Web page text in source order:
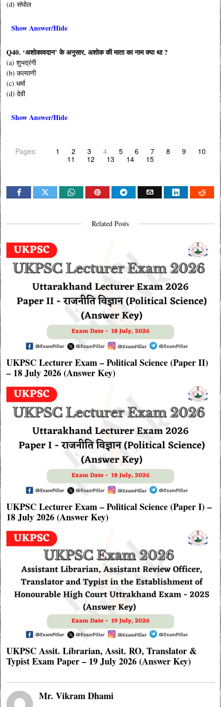
(d) संघोल
Show Answer/Hide
Q40. ‘अशोकावदान’ के अनुसार, अशोक की माता का नाम क्या था ?
(a) शुभद्रंगी
(b) कल्याणी
(c) धर्मा
(d) देवी
Show Answer/Hide
Pages: 1 2 3 4 5 6 7 8 9
10
11
12 13 14 15
Related Posts
UKPSC Lecturer Exam – Political Science (Paper II)
– 18 July 2026 (Answer Key)
UKPSC Lecturer Exam – Political Science (Paper I) –
18 July 2026 (Answer Key)
UKPSC Assit. Librarian, Assit. RO, Translator &
Typist Exam Paper – 19 July 2026 (Answer Key)
Mr. Vikram Dhami